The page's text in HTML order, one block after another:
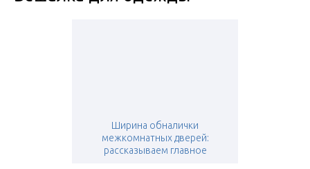
Ширина обналички
межкомнатных дверей:
рассказываем главное